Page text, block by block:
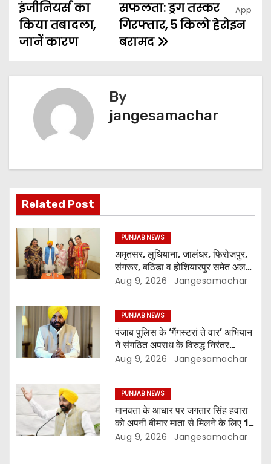
सफलता: ड्रग तस्कर
गिरफ्तार, 5 किलो हेरोइन
बरामद
इंजीनियर्स का
किया तबादला,
जानें कारण
By
jangesamachar
Related Post
PUNJAB NEWS
अमृतसर, लुधियाना, जालंधर, फिरोजपुर,
संगरूर, बठिंडा व होशियारपुर समेत अलग-
अलग स्थानों पर ये शो होगा- भगवंत सिंह
Aug 9, 2026 Jangesamachar
PUNJAB NEWS
पंजाब पुलिस के ‘गैंगस्टरां ते वार’ अभियान
ने संगठित अपराध के विरुद्ध निरंतर
कार्रवाई के 200 दिन पूरे किए ; 1.09
Aug 9, 2026 Jangesamachar
PUNJAB NEWS
मानवता के आधार पर जगतार सिंह हवारा
को अपनी बीमार माता से मिलने के लिए 10
दिन की पैरोल दी जानी चाहिए- मुख्यमंत्री
Aug 9, 2026 Jangesamachar